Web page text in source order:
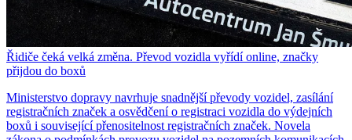
Řidiče čeká velká změna. Převod vozidla vyřídí online, značky
přijdou do boxů
Ministerstvo dopravy navrhuje snadnější převody vozidel, zasílání
registračních značek a osvědčení o registraci vozidla do výdejních
boxů i související přenositelnost registračních značek. Novela